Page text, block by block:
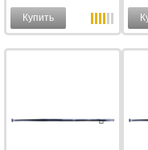
Купить